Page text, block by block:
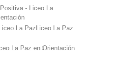
- Liceo La
La PazLiceo La Paz
La Paz enOrientación